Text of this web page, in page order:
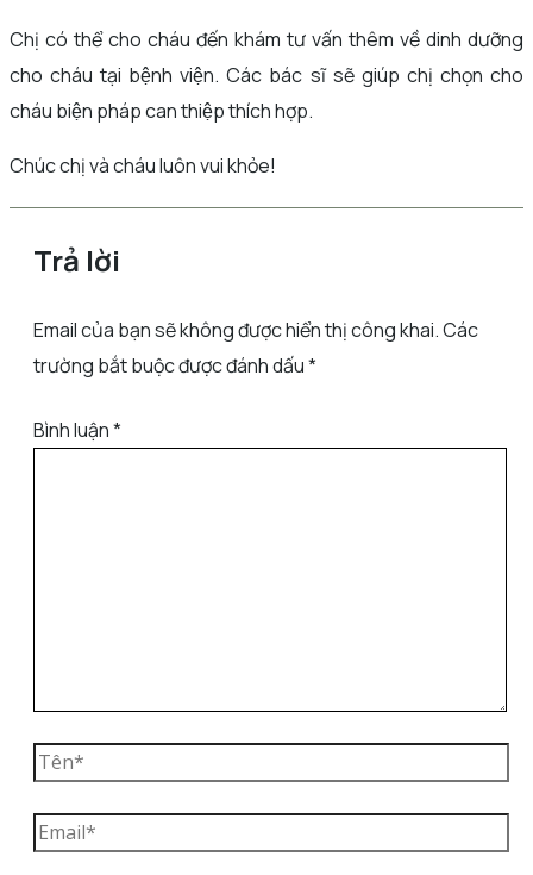
Chị có thể cho cháu đến khám tư vấn thêm về dinh dưỡng
cho cháu tại bệnh viện. Các bác sĩ sẽ giúp chị chọn cho
cháu biện pháp can thiệp thích hợp.
Chúc chị và cháu luôn vui khỏe!
Trả lời
Email của bạn sẽ không được hiển thị công khai.Các
trường bắt buộc được đánh dấu*
Bình luận*